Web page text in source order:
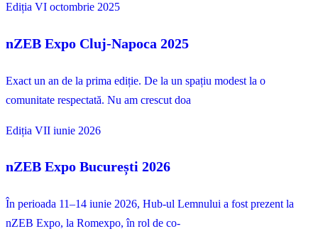
Ediția VI octombrie 2025
nZEB Expo Cluj-Napoca 2025
Exact un an de la prima ediție. De la un spațiu modest la o
comunitate respectată. Nu am crescut doa
Ediția VII iunie 2026
nZEB Expo București 2026
În perioada 11–14 iunie 2026, Hub-ul Lemnului a fost prezent la
nZEB Expo, la Romexpo, în rol de co-